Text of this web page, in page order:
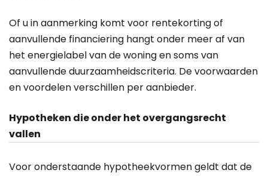
Of u in aanmerking komt voor rentekorting of
aanvullende financiering hangt onder meer af van
het energielabel van de woning en soms van
aanvullende duurzaamheidscriteria. De voorwaarden
en voordelen verschillen per aanbieder.
Hypotheken die onder het overgangsrecht
vallen
Voor onderstaande hypotheekvormen geldt dat de